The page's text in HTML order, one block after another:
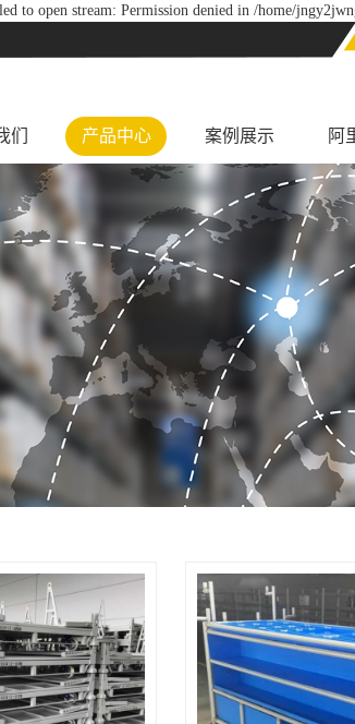
to open stream: Permission denied in /home/
们 产品中心 案例展示 阿